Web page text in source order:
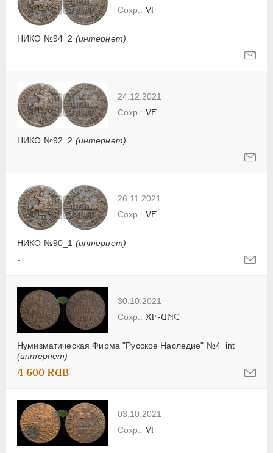
НИКО №94_2 (интернет)
VF
-
24.12.2021
НИКО №92_2 (интернет)
VF
-
26.11.2021
НИКО №90_1 (интернет)
VF
-
30.10.2021
Нумизматическая Фирма "Русское Наследие" №4_int
(интернет)
XF-UNC
4 600 RUB
03.10.2021
VF